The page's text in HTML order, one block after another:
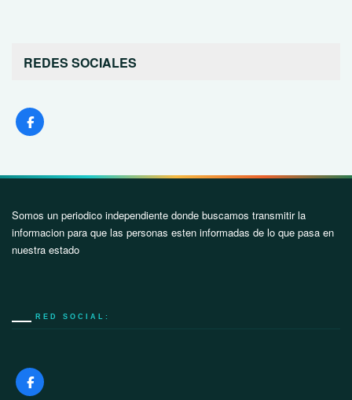
REDES SOCIALES
Somos un periodico independiente donde buscamos transmitir la
informacion para que las personas esten informadas de lo que pasa en
nuestra estado
RED SOCIAL: